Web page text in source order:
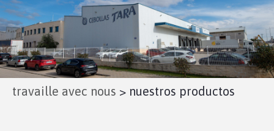
travaille avec nous > nuestros productos